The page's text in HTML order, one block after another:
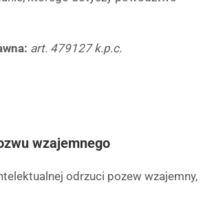
art. 479127 k.p.c.
wzajemnego
odrzuci pozew wzajemny,